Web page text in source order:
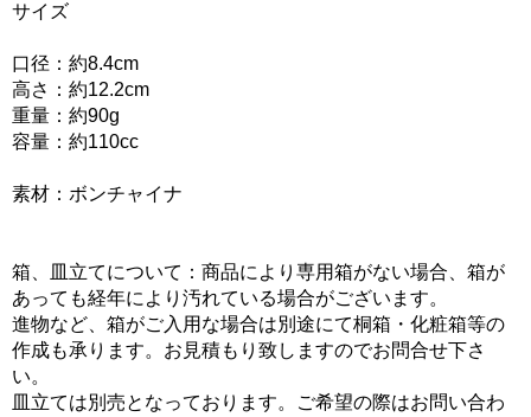
サイズ
口径：約8.4cm
高さ：約12.2cm
重量：約90g
容量：約110cc
素材：ボンチャイナ
箱、皿立てについて：商品により専用箱がない場合、箱が
あっても経年により汚れている場合がございます。
進物など、箱がご入用な場合は別途にて桐箱・化粧箱等の
作成も承ります。お見積もり致しますのでお問合せ下さ
い。
皿立ては別売となっております。ご希望の際はお問い合わ